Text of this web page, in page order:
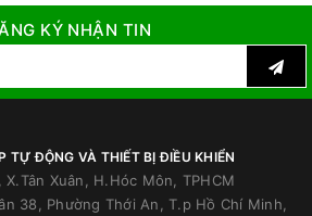
KÝ NHẬN TIN
TỰ ĐỘNG VÀ THIẾT BỊ ĐIỀU KHIỂN
Xuân, H.Hóc Môn, TPHCM
38, Phường Thới An, T.p Hồ Chí Minh,